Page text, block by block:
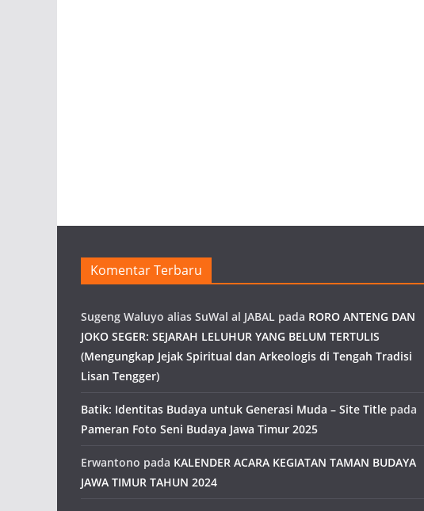
Komentar Terbaru
Sugeng Waluyo alias SuWal al JABAL pada RORO ANTENG DAN
JOKO SEGER: SEJARAH LELUHUR YANG BELUM TERTULIS
(Mengungkap Jejak Spiritual dan Arkeologis di Tengah Tradisi
Lisan Tengger)
Batik: Identitas Budaya untuk Generasi Muda – Site Title pada
Pameran Foto Seni Budaya Jawa Timur 2025
Erwantono pada KALENDER ACARA KEGIATAN TAMAN BUDAYA
JAWA TIMUR TAHUN 2024